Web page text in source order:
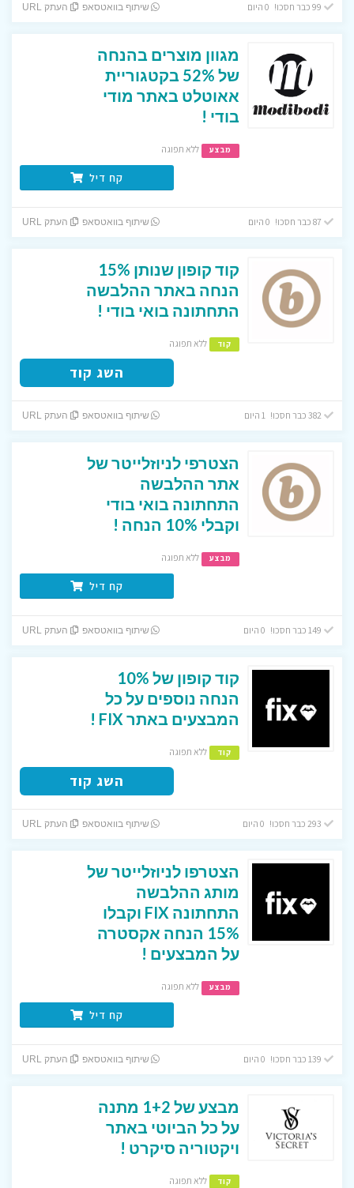
שיתוף בוואטסאפ העתק URL
מגוון מוצרים בהנחה
של 52% בקטגוריית
אאוטלט באתר מודי
בודי !
מבצע ללא תפוגה
קח דיל
שיתוף בוואטסאפ העתק URL
קוד קופון שנותן 15%
הנחה באתר ההלבשה
התחתונה בואי בודי !
קוד ללא תפוגה
השג קוד
שיתוף בוואטסאפ העתק URL
הצטרפי לניוזלייטר של
אתר ההלבשה
התחתונה בואי בודי
וקבלי 10% הנחה !
מבצע ללא תפוגה
קח דיל
שיתוף בוואטסאפ העתק URL
קוד קופון של 10%
הנחה נוספים על כל
המבצעים באתר FIX !
קוד ללא תפוגה
השג קוד
שיתוף בוואטסאפ העתק URL
הצטרפו לניוזלייטר של
מותג ההלבשה
התחתונה FIX וקבלו
15% הנחה אקסטרה
על המבצעים !
מבצע ללא תפוגה
קח דיל
שיתוף בוואטסאפ העתק URL
מבצע של 1+2 מתנה
על כל הביוטי באתר
ויקטוריה סיקרט !
קוד ללא תפוגה